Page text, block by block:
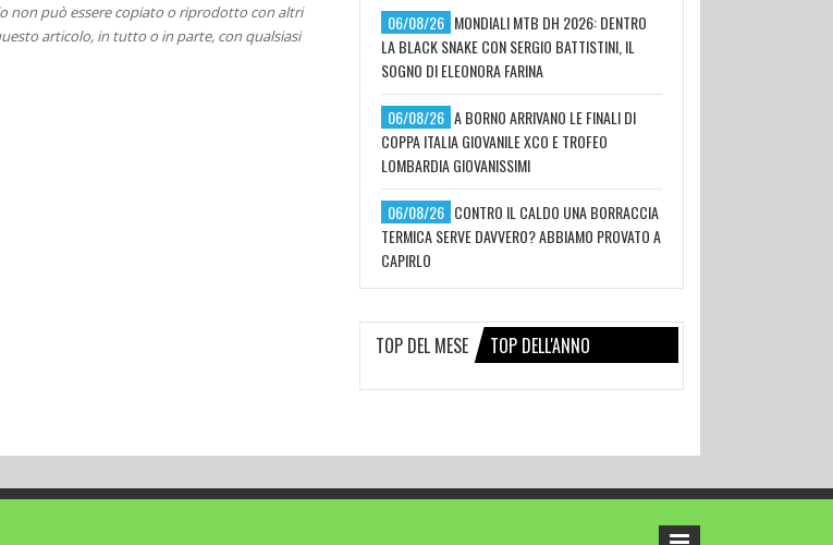
non può essere copiato o riprodotto con altri
articolo, in tutto o in parte, con qualsiasi
06/08/26 MONDIALI MTB DH 2026: DENTRO
LA BLACK SNAKE CON SERGIO BATTISTINI, IL
SOGNO DI ELEONORA FARINA
06/08/26 A BORNO ARRIVANO LE FINALI DI
COPPA ITALIA GIOVANILE XCO E TROFEO
LOMBARDIA GIOVANISSIMI
06/08/26 CONTRO IL CALDO UNA BORRACCIA
TERMICA SERVE DAVVERO? ABBIAMO PROVATO A
CAPIRLO
TOP DEL MESE TOP DELL'ANNO